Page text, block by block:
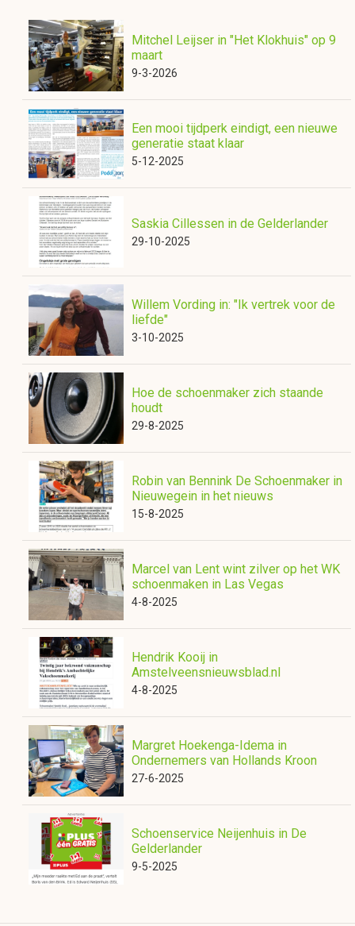
Mitchel Leijser in "Het Klokhuis" op 9
maart
9-3-2026
Een mooi tijdperk eindigt, een nieuwe
generatie staat klaar
5-12-2025
Saskia Cillessen in de Gelderlander
29-10-2025
Willem Vording in: "Ik vertrek voor de
liefde"
3-10-2025
Hoe de schoenmaker zich staande
houdt
29-8-2025
Robin van Bennink De Schoenmaker in
Nieuwegein in het nieuws
15-8-2025
Marcel van Lent wint zilver op het WK
schoenmaken in Las Vegas
4-8-2025
Hendrik Kooij in
Amstelveensnieuwsblad.nl
4-8-2025
Margret Hoekenga-Idema in
Ondernemers van Hollands Kroon
27-6-2025
Schoenservice Neijenhuis in De
Gelderlander
9-5-2025